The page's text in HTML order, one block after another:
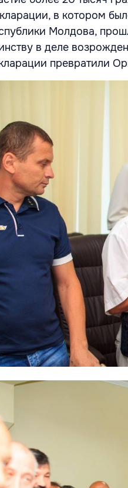
в котором
Молдова,
в деле
превратили